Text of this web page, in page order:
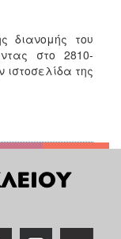
διανομής του
στο 2810-
ιστοσελίδα της